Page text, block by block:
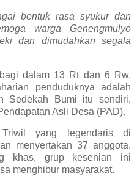
bentuk rasa syukur dan
warga Genengmulyo
dan dimudahkan segala
dalam 13 Rt dan 6 Rw,
penduduknya adalah
Sedekah Bumi itu sendiri,
Asli Desa (PAD).
yang legendaris di
menyertakan 37 anggota.
khas, grup kesenian ini
menghibur masyarakat.